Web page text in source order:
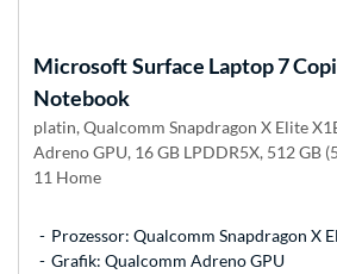
MicrosoftSurface Laptop 7
Notebook
platin, Qualcomm Snapdragon X Elite
Adreno GPU, 16 GB LPDDR5X, 512 GB
11 Home
Prozessor: Qualcomm Snapdragon X
Grafik: Qualcomm Adreno GPU